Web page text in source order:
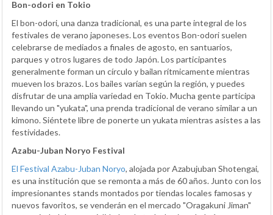
Bon-odori en Tokio
El bon-odori, una danza tradicional, es una parte integral de los
festivales de verano japoneses. Los eventos Bon-odori suelen
celebrarse de mediados a finales de agosto, en santuarios,
parques y otros lugares de todo Japón. Los participantes
generalmente forman un círculo y bailan rítmicamente mientras
mueven los brazos. Los bailes varían según la región, y puedes
disfrutar de una amplia variedad en Tokio. Mucha gente participa
llevando un "yukata", una prenda tradicional de verano similar a un
kimono. Siéntete libre de ponerte un yukata mientras asistes a las
festividades.
Azabu-Juban Noryo Festival
El Festival Azabu-Juban Noryo, alojada por Azabujuban Shotengai,
es una institución que se remonta a más de 60 años. Junto con los
impresionantes stands montados por tiendas locales famosas y
nuevos favoritos, se venderán en el mercado "Oragakuni Jiman"